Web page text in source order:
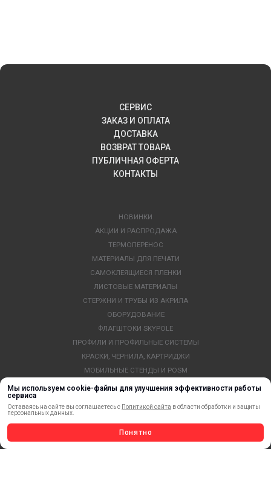
Мы используем cookie-файлы для улучшения эффективности работы
сервиса
Оставаясь на сайте вы соглашаетесь с Политикой сайта в области обработки и защиты
персональных данных.
Понятно
СЕРВИС
ЗАКАЗ И ОПЛАТА
ДОСТАВКА
ВОЗВРАТ ТОВАРА
ПУБЛИЧНАЯ ОФЕРТА
КОНТАКТЫ
НОВИНКИ
АКЦИИ И РАСПРОДАЖА
ТЕРМОПЕРЕНОС
МАТЕРИАЛЫ ДЛЯ ПЕЧАТИ
САМОКЛЕЯЩИЕСЯ ПЛЕНКИ
ЛИСТОВЫЕ МАТЕРИАЛЫ
СТЕРЖНИ И ТРУБЫ ИЗ АКРИЛА
ОБОРУДОВАНИЕ
ФЛАГШТОКИ SKYPOLE
ПРОФИЛИ И ПРОФИЛЬНЫЕ СИСТЕМЫ
КРАСКИ, ЧЕРНИЛА, КАРТРИДЖИ
МОБИЛЬНЫЕ СТЕНДЫ И POSM
УСЛУГИ И СЕРВИС
СВЕТОТЕХНИКА
КЛЕЕВЫЕ ТЕХНОЛОГИИ